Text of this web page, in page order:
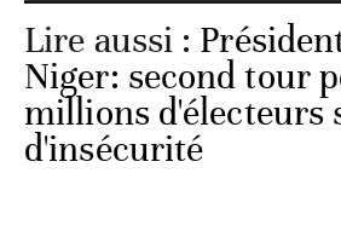
Lire aussi :
Niger: second tour
millions d'électeurs
d'insécurité